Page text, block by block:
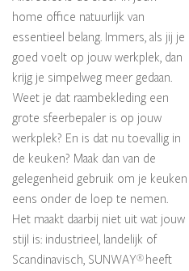
home office natuurlijk van
essentieel belang. Immers, als jij je
goed voelt op jouw werkplek, dan
krijg je simpelweg meer gedaan.
Weet je dat raambekleding een
grote sfeerbepaler is op jouw
werkplek? En is dat nu toevallig in
de keuken? Maak dan van de
gelegenheid gebruik om je keuken
eens onder de loep te nemen.
Het maakt daarbij niet uit wat jouw
stijl is: industrieel, landelijk of
Scandinavisch, SUNWAY® heeft